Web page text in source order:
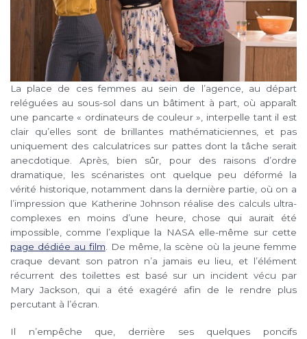
La place de ces femmes au sein de l’agence, au départ
reléguées au sous-sol dans un bâtiment à part, où apparaît
une pancarte « ordinateurs de couleur », interpelle tant il est
clair qu’elles sont de brillantes mathématiciennes, et pas
uniquement des calculatrices sur pattes dont la tâche serait
anecdotique. Après, bien sûr, pour des raisons d’ordre
dramatique, les scénaristes ont quelque peu déformé la
vérité historique, notamment dans la dernière partie, où on a
l’impression que Katherine Johnson réalise des calculs ultra-
complexes en moins d’une heure, chose qui aurait été
impossible, comme l’explique la NASA elle-même sur cette
page dédiée au film . De même, la scène où la jeune femme
craque devant son patron n’a jamais eu lieu, et l’élément
récurrent des toilettes est basé sur un incident vécu par
Mary Jackson, qui a été exagéré afin de le rendre plus
percutant à l’écran.
Il n’empêche que, derrière ses quelques poncifs